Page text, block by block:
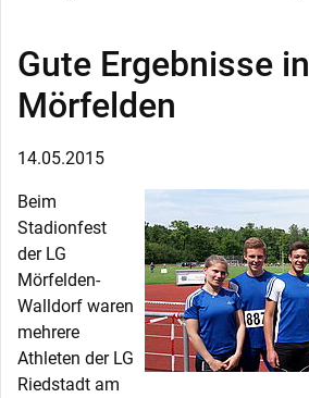
Gute Ergebnisse in
Mörfelden
14.05.2015
Beim
Stadionfest
der LG
Mörfelden-
Walldorf waren
mehrere
Athleten der LG
Riedstadt am